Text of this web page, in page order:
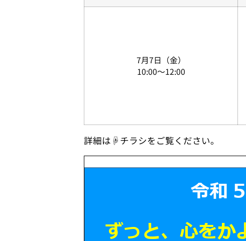
7月7日（金）
10:00～12:00
詳細は☟チラシをご覧ください。